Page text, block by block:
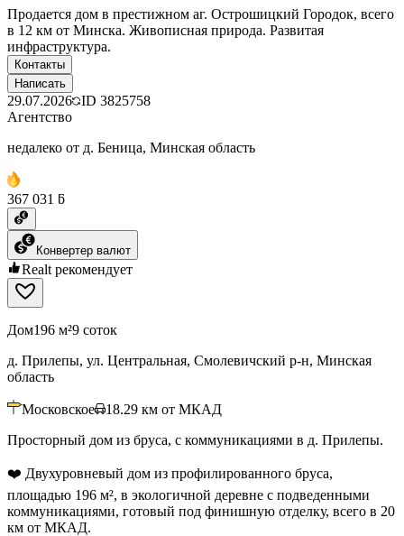
Продается дом в престижном аг. Острошицкий Городок, всего
в 12 км от Минска. Живописная природа. Развитая
инфраструктура.
Контакты
Написать
29.07.2026 ID 3825758
Агентство
недалеко от д. Беница, Минская область
367 031 ƃ
Конвертер валют
Realt рекомендует
Дом196 м²9 соток
д. Прилепы, ул. Центральная, Смолевичский р-н, Минская
область
Московское 18.29 км от МКАД
Просторный дом из бруса, с коммуникациями в д. Прилепы.
❤️ Двухуровневый дом из профилированного бруса,
площадью 196 м², в экологичной деревне с подведенными
коммуникациями, готовый под финишную отделку, всего в 20
км от МКАД.